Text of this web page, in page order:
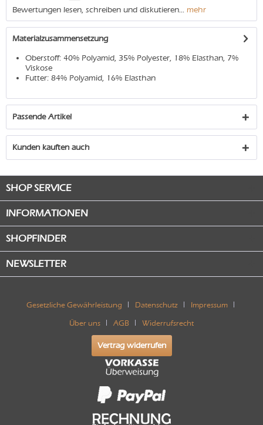
Bewertungen lesen, schreiben und diskutieren... mehr
Materialzusammensetzung
Oberstoff: 40% Polyamid, 35% Polyester, 18% Elasthan, 7%
Viskose
Futter: 84% Polyamid, 16% Elasthan
Passende Artikel
Kunden kauften auch
SHOP SERVICE
INFORMATIONEN
SHOPFINDER
NEWSLETTER
Gesetzliche Gewährleistung Datenschutz Impressum
Über uns AGB Widerrufsrecht
Vertrag widerrufen